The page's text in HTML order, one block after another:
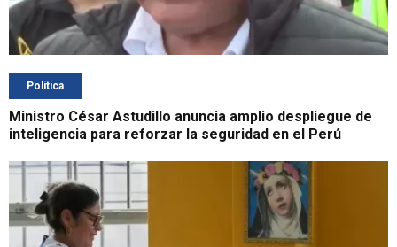
Política
Ministro César Astudillo anuncia amplio despliegue de
inteligencia para reforzar la seguridad en el Perú